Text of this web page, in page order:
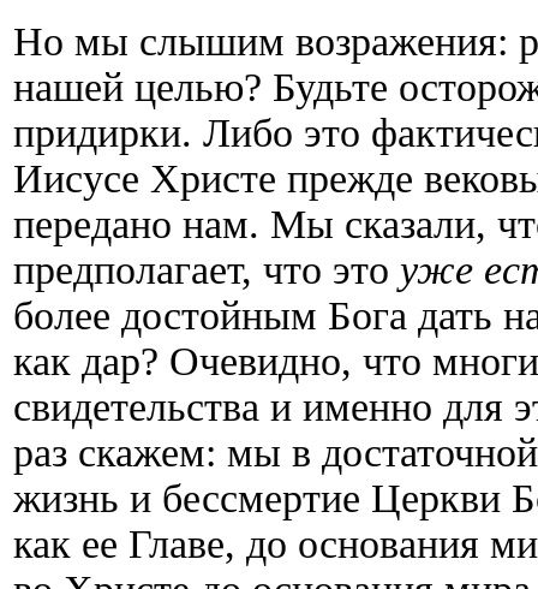
Но мы слышим возражения:
нашей целью? Будьте
придирки. Либо это
Иисусе Христе прежде
передано нам. Мы сказали,
предполагает, что это уже
более достойным Бога дать
как дар? Очевидно, что
свидетельства и именно
раз скажем: мы в
жизнь и бессмертие Церкви
как ее Главе, до основания